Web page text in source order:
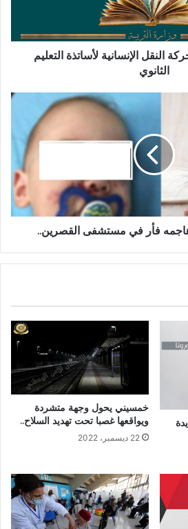
النقل الإنسانية لأساتذة التعليم
الثانوي
فأر في مستشفى القصرين..
خمسيني يحول وجهة متشردة
ويواقعها غصبا تحت تهديد السلاح..
22 ديسمبر، 2022